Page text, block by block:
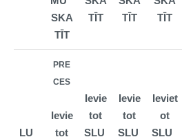
SKA
TĪT
TĪT
TĪT
TĪT
LU
PRE
CES
Ievie
tot
Ievie
tot
SLU
Ievie
tot
SLU
Ieviet
ot
SLU